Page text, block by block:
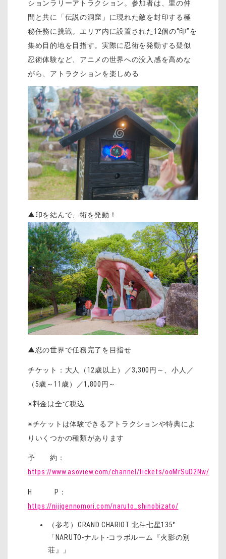
ションラリーアトラクション。参加者は、里の仲
間と共に「伝説の洞窟」に現れた敵を封印する極
秘任務に挑戦。エリア内に設置された12個の“印”を
集め目的地を目指す。実際に忍術を発動する疑似
忍術体験など、アニメの世界への没入感を高めな
がら、アトラクションを楽しめる
▲印を結んで、術を発動！
▲忍の世界で任務完了を目指せ
チケット：大人（12歳以上）／3,300円～、小人／
（5歳～11歳）／1,800円～
※料金は全て税込
※チケットは体験できるアトラクションや特典によ
りいくつかの種類があります
予 約：
https://www.asoview.com/channel/tickets/ooMrSuD2Nw/
H P：
https://nijigennomori.com/naruto_shinobizato/
（参考）GRAND CHARIOT 北斗七星135°
「NARUTO-ナルト-コラボルーム『火影の別
荘』」